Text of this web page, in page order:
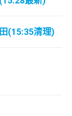
(15:35清理)